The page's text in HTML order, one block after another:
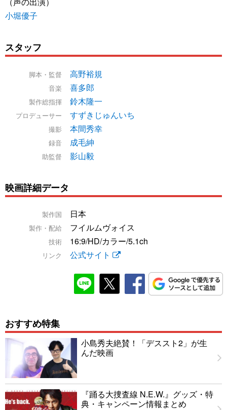
小堀優子
スタッフ
脚本・監督 高野裕規
音楽 喜多郎
製作総指揮 鈴木隆一
プロデューサー すずきじゅんいち
撮影 本間秀幸
録音 成毛紳
助監督 影山毅
映画詳細データ
製作国 日本
製作・配給 フイルムヴォイス
技術 16:9/HD/カラー/5.1ch
リンク 公式サイト
おすすめ特集
小島秀夫絶賛！「デススト2」が生
んだ映画
『踊る大捜査線 N.E.W.』グッズ・特
典・キャンペーン情報まとめ